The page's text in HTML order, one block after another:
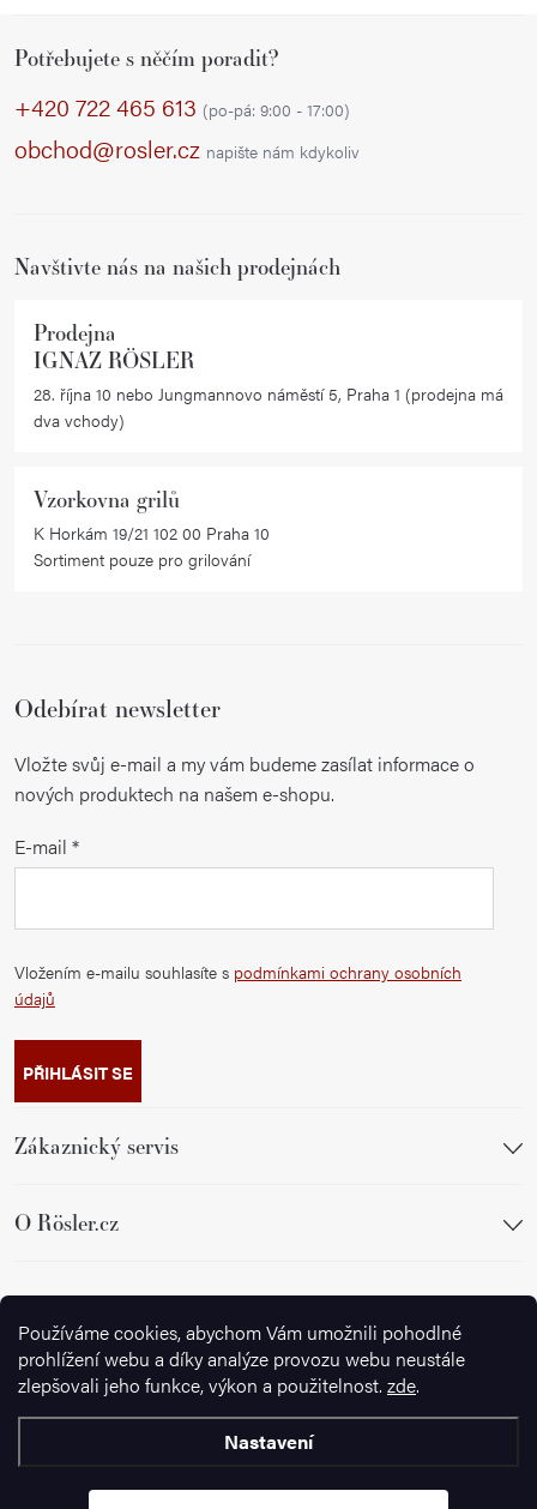
Používáme cookies, abychom Vám umožnili pohodlné
prohlížení webu a díky analýze provozu webu neustále
zlepšovali jeho funkce, výkon a použitelnost. zde.
Nastavení
Potřebujete s něčím poradit?
+420 722 465 613 (po-pá: 9:00 - 17:00)
obchod@rosler.cz napište nám kdykoliv
Navštivte nás na našich prodejnách
Prodejna
IGNAZ RÖSLER
28. října 10 nebo Jungmannovo náměstí 5, Praha 1 (prodejna má
dva vchody)
Vzorkovna grilů
K Horkám 19/21 102 00 Praha 10
Sortiment pouze pro grilování
Odebírat newsletter
Vložte svůj e-mail a my vám budeme zasílat informace o
nových produktech na našem e-shopu.
E-mail
Vložením e-mailu souhlasíte s podmínkami ochrany osobních
údajů
PŘIHLÁSIT SE
Zákaznický servis
O Rösler.cz
Sledujte nás